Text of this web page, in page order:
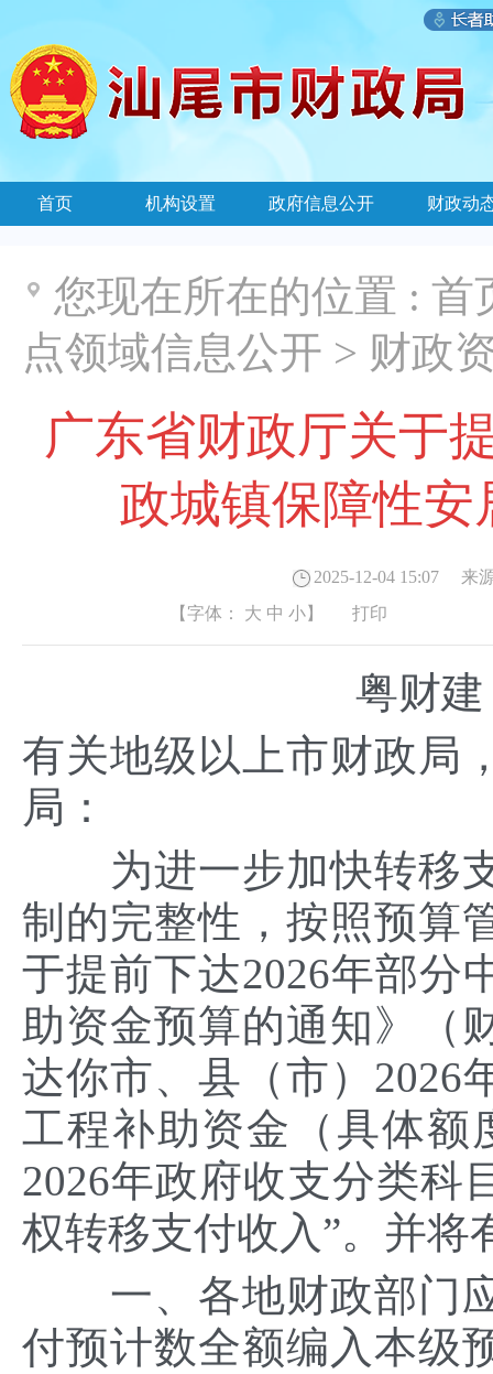
首页 机构设置 政府信息公开 财政动
您现在所在的位置 : 首
点领域信息公开 > 财政
广东省财政厅关于
政城镇保障性
2025-12-04 15:07 来
【字体： 大 中 小】 打印
粤财建
有关地级以上市财政局
局：
为进一步加快转移支
制的完整性，按照预算
于提前下达2026年部分
助资金预算的通知》（
达你市、县（市）2026
工程补助资金（具体额
2026年政府收支分类科
权转移支付收入”。并将
一、各地财政部门应
付预计数全额编入本级